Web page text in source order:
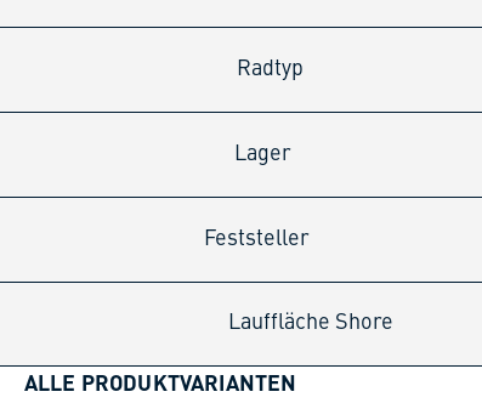
Radtyp
Lager
Feststeller
Lauffläche Shore
ALLE PRODUKTVARIANTEN